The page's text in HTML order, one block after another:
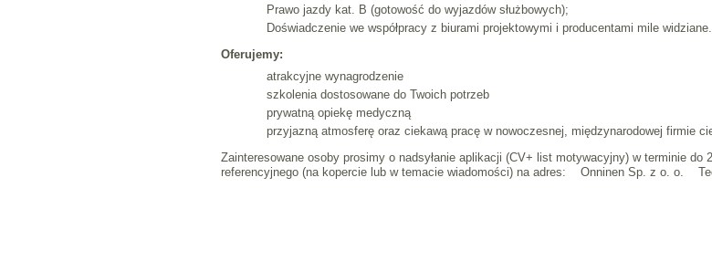
Prawo jazdy kat. B (gotowość do wyjazdów służbowych);
Doświadczenie we współpracy z biurami projektowymi i producentami mile widziane.
Oferujemy:
atrakcyjne wynagrodzenie
szkolenia dostosowane do Twoich potrzeb
prywatną opiekę medyczną
przyjazną atmosferę oraz ciekawą pracę w nowoczesnej, międzynarodowej firmie
Zainteresowane osoby prosimy o nadsyłanie aplikacji (CV+ list motywacyjny) w terminie
referencyjnego (na kopercie lub w temacie wiadomości) na adres: Onninen Sp. z o. o.